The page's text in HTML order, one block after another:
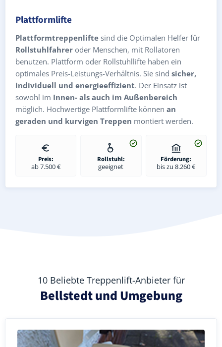
Plattformlifte
Plattformtreppenlifte sind die Optimalen Helfer für
Rollstuhlfahrer oder Menschen, mit Rollatoren
benutzen. Plattform oder Rollstuhllifte haben ein
optimales Preis-Leistungs-Verhältnis. Sie sind sicher,
individuell und energieeffizient. Der Einsatz ist
sowohl im Innen- als auch im Außenbereich
möglich. Hochwertige Plattformlifte können an
geraden und kurvigen Treppen montiert werden.
Preis:
ab 7.500 €
Rollstuhl:
geeignet
Förderung:
bis zu 8.260 €
10 Beliebte Treppenlift-Anbieter für
Bellstedt und Umgebung